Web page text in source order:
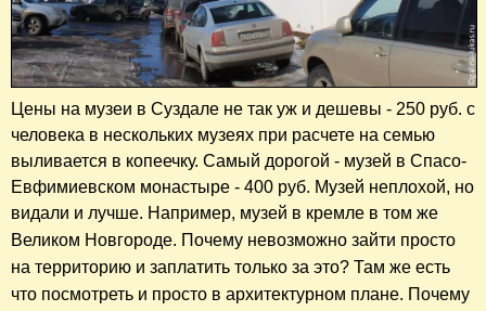
Цены на музеи в Суздале не так уж и дешевы - 250 руб. с
человека в нескольких музеях при расчете на семью
выливается в копеечку. Самый дорогой - музей в Спасо-
Евфимиевском монастыре - 400 руб. Музей неплохой, но
видали и лучше. Например, музей в кремле в том же
Великом Новгороде. Почему невозможно зайти просто
на территорию и заплатить только за это? Там же есть
что посмотреть и просто в архитектурном плане. Почему